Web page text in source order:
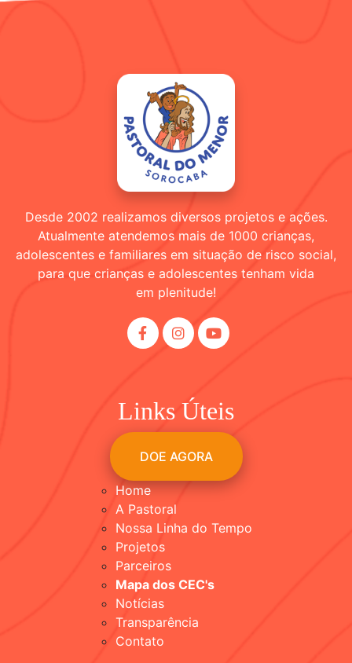
Desde 2002 realizamos diversos projetos e ações.
Atualmente atendemos mais de 1000 crianças,
adolescentes e familiares em situação de risco social,
para que crianças e adolescentes tenham vida
em plenitude!
Links Úteis
DOE AGORA
Home
A Pastoral
Nossa Linha do Tempo
Projetos
Parceiros
Mapa dos CEC's
Notícias
Transparência
Contato